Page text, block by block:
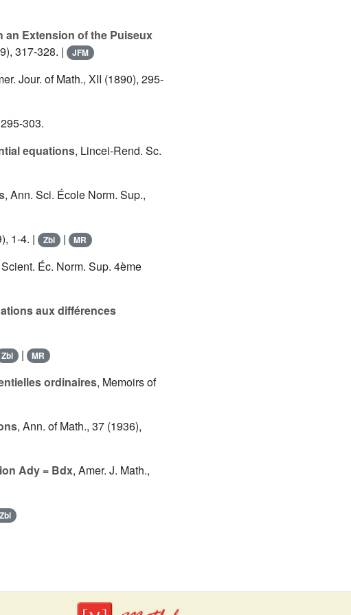
an Extension of the Puiseux
317-328. | JFM
Jour. of Math., XII (1890), 295-
303.
equations, Lincei-Rend. Sc.
, Ann. Sci. École Norm. Sup.,
1-4. | Zbl | MR
Éc. Norm. Sup. 4ème
aux différences
Zbl | MR
ordinaires, Memoirs of
, Ann. of Math., 37 (1936),
Ady = Bdx, Amer. J. Math.,
Zbl